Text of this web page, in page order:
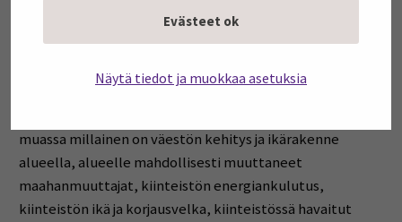
Evästeet ok
Näytä tiedot ja muokkaa asetuksia
muassa millainen on väestön kehitys ja ikärakenne
alueella, alueelle mahdollisesti muuttaneet
maahanmuuttajat, kiinteistön energiankulutus,
kiinteistön ikä ja korjausvelka, kiinteistössä havaitut